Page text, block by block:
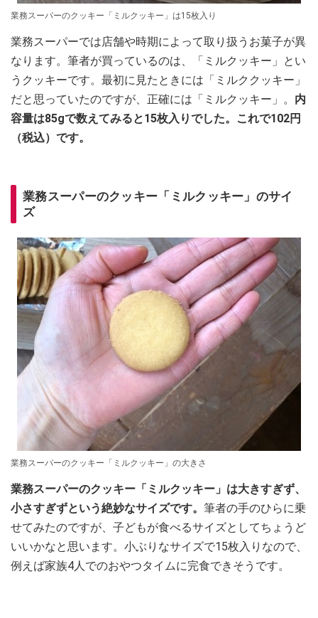
業務スーパーのクッキー「ミルクッキー」は15枚入り
業務スーパーでは店舗や時期によって取り扱うお菓子が異
なります。筆者が買っているのは、「ミルクッキー」とい
うクッキーです。最初に見たときには「ミルククッキー」
だと思っていたのですが、正確には「ミルクッキー」。 内
容量は85gで数えてみると15枚入りでした。これで102円
（税込）です。
業務スーパーのクッキー「ミルクッキー」のサイ
ズ
業務スーパーのクッキー「ミルクッキー」の大きさ
業務スーパーのクッキー「ミルクッキー」は大きすぎず、
小さすぎずという絶妙なサイズです。 筆者の手のひらに乗
せてみたのですが、子どもが食べるサイズとしてちょうど
いいかなと思います。小ぶりなサイズで15枚入りなので、
例えば家族4人でのおやつタイムに完食できそうです。